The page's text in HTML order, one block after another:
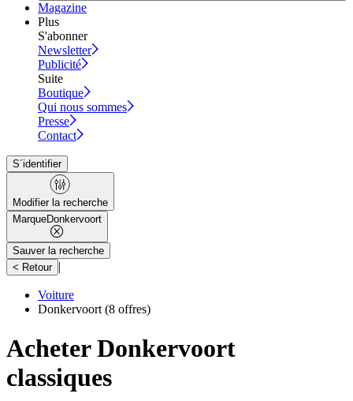
Magazine
Plus
S'abonner
Newsletter
Publicité
Suite
Boutique
Qui nous sommes
Presse
Contact
S´identifier
Modifier la recherche
MarqueDonkervoort
Sauver la recherche
< Retour |
Voiture
Donkervoort (8 offres)
Acheter Donkervoort
classiques